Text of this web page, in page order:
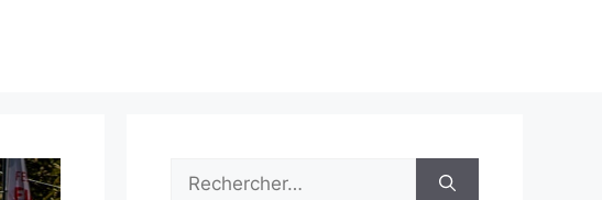
Rechercher :